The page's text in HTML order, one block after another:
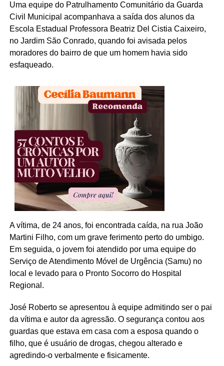
Uma equipe do Patrulhamento Comunitário da Guarda
Civil Municipal acompanhava a saída dos alunos da
Escola Estadual Professora Beatriz Del Cistia Caixeiro,
no Jardim São Conrado, quando foi avisada pelos
moradores do bairro de que um homem havia sido
esfaqueado.
A vítima, de 24 anos, foi encontrada caída, na rua João
Martini Filho, com um grave ferimento perto do umbigo.
Em seguida, o jovem foi atendido por uma equipe do
Serviço de Atendimento Móvel de Urgência (Samu) no
local e levado para o Pronto Socorro do Hospital
Regional.
José Roberto se apresentou à equipe admitindo ser o pai
da vítima e autor da agressão. O segurança contou aos
guardas que estava em casa com a esposa quando o
filho, que é usuário de drogas, chegou alterado e
agredindo-o verbalmente e fisicamente.